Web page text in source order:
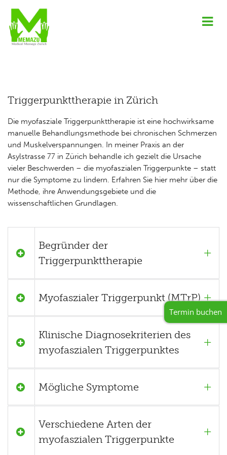
Termin buchen
Triggerpunkttherapie in Zürich
Die myofasziale Triggerpunkttherapie ist eine hochwirksame
manuelle Behandlungsmethode bei chronischen Schmerzen
und Muskelverspannungen. In meiner Praxis an der
Asylstrasse 77 in Zürich behandle ich gezielt die Ursache
vieler Beschwerden – die myofaszialen Triggerpunkte – statt
nur die Symptome zu lindern. Erfahren Sie hier mehr über die
Methode, ihre Anwendungsgebiete und die
wissenschaftlichen Grundlagen.
Begründer der
Triggerpunkttherapie
Myofaszialer Triggerpunkt (MTrP)
Klinische Diagnosekriterien des
myofaszialen Triggerpunktes
Mögliche Symptome
Verschiedene Arten der
myofaszialen Triggerpunkte